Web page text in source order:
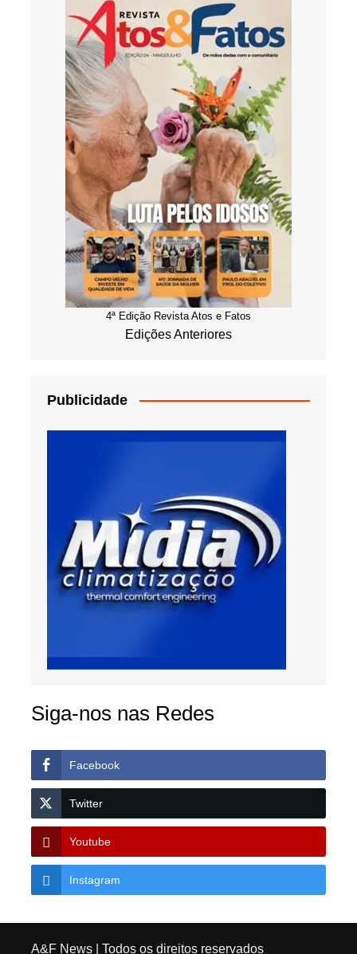
4ª Edição Revista Atos e Fatos
Edições Anteriores
Publicidade
Siga-nos nas Redes
Facebook
Twitter
Youtube
Instagram
A&F News| Todos os direitos reservados